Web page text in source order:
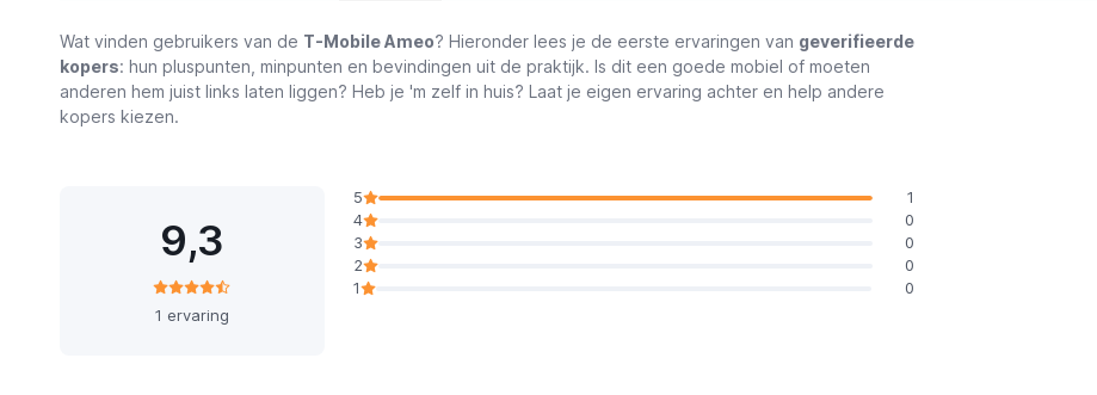
Wat vinden gebruikers van de T-Mobile Ameo? Hieronder lees je de eerste ervaringen van geverifieerde
kopers: hun pluspunten, minpunten en bevindingen uit de praktijk. Is dit een goede mobiel of moeten
anderen hem juist links laten liggen? Heb je 'm zelf in huis? Laat je eigen ervaring achter en help andere
kopers kiezen.
9,3
1 ervaring
5
1
4
0
3
0
2
0
1
0